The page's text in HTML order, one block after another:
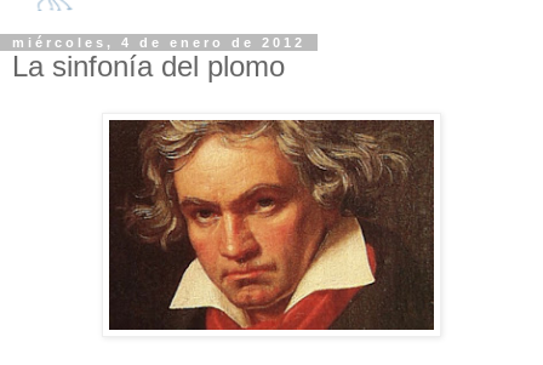
miércoles, 4 de enero de 2012
La sinfonía del plomo